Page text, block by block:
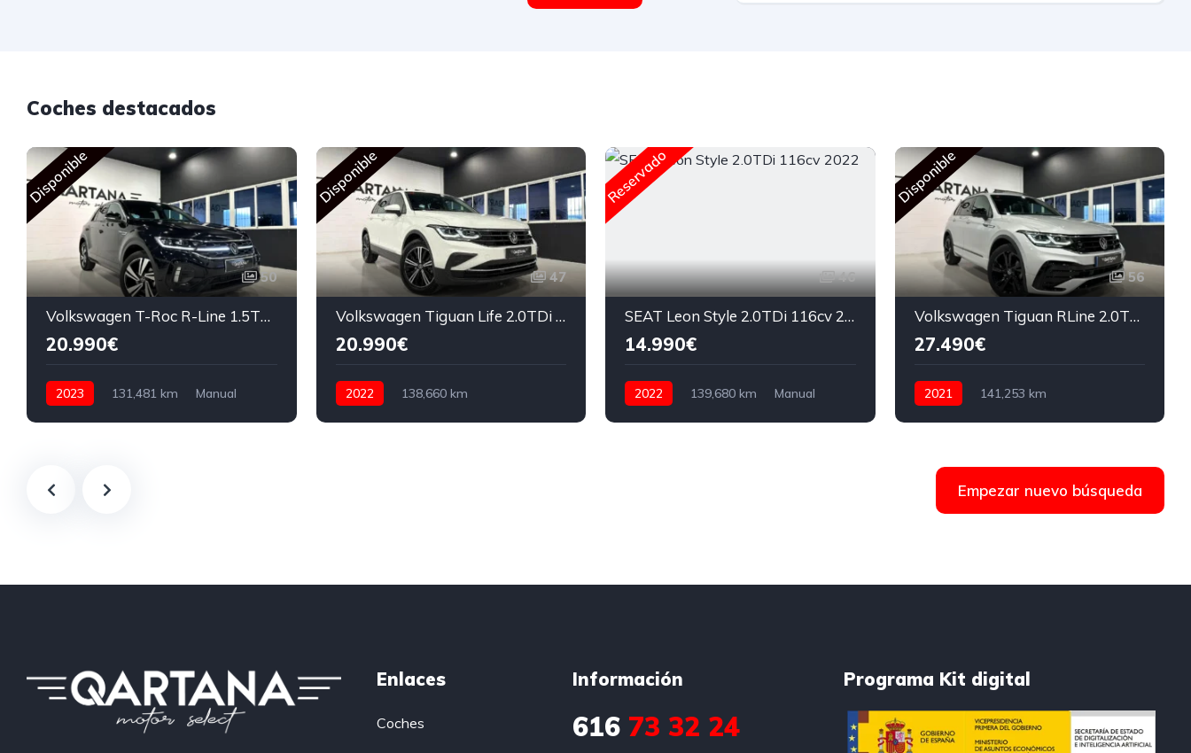
Coches destacados
Disponible
50
Volkswagen T-Roc R-Line 1.5TSi 150cv 2023
20.990€
2023 131,481 km
Manual
Disponible
47
Volkswagen Tiguan Life 2.0TDi 150cv DSG7 2022
20.990€
2022
138,660 km
Reservado
46
SEAT Leon Style 2.0TDi 116cv 2022
14.990€
2022 139,680 km
Manual
Disponible
56
Volkswagen Tiguan RLine 2.0TDi 150CV DSG7 2021
27.490€
2021
141,253 km
Empezar nuevo búsqueda
Enlaces
Coches
Información
61673 32 24
Programa Kit digital